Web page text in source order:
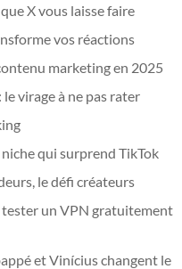
X vous laisse faire
vos réactions
marketing en 2025
virage à ne pas rater
qui surprend TikTok
le défi créateurs
un VPN gratuitement
et Vinícius changent le